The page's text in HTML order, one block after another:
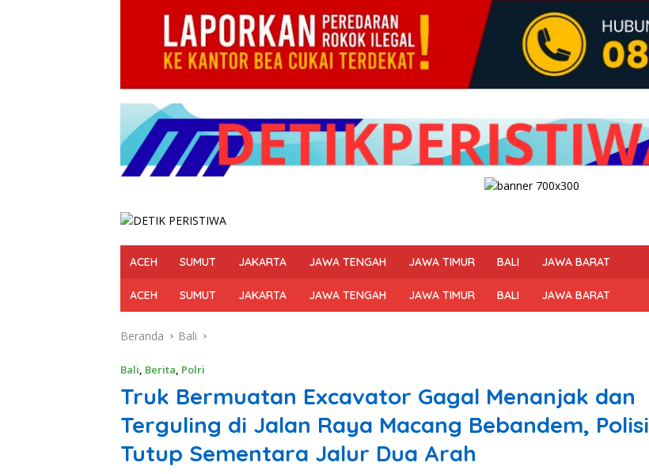
ACEH SUMUT JAKARTA JAWA TENGAH JAWA TIMUR BALI JAWA BARAT
ACEH SUMUT JAKARTA JAWA TENGAH JAWA TIMUR BALI JAWA BARAT
Beranda Bali
Bali, Berita, Polri
Truk Bermuatan Excavator Gagal Menanjak dan
Terguling di Jalan Raya Macang Bebandem, Polisi
Tutup Sementara Jalur Dua Arah